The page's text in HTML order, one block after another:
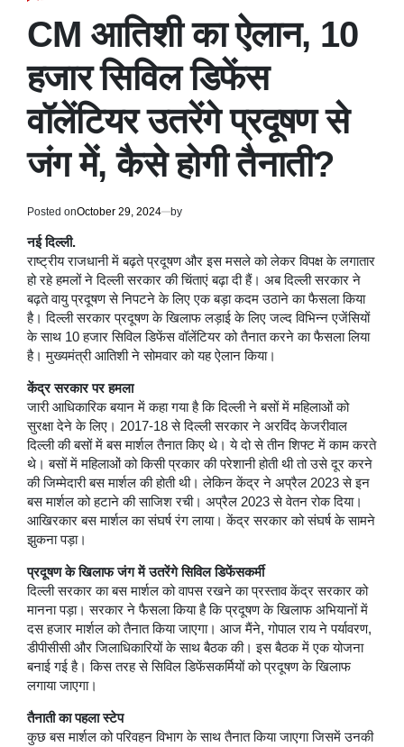
CM आतिशी का ऐलान, 10
हजार सिविल डिफेंस
वॉलेंटियर उतरेंगे प्रदूषण से
जंग में, कैसे होगी तैनाती?
Posted onOctober 29, 2024 by
नई दिल्ली.
राष्ट्रीय राजधानी में बढ़ते प्रदूषण और इस मसले को लेकर विपक्ष के लगातार
हो रहे हमलों ने दिल्ली सरकार की चिंताएं बढ़ा दी हैं। अब दिल्ली सरकार ने
बढ़ते वायु प्रदूषण से निपटने के लिए एक बड़ा कदम उठाने का फैसला किया
है। दिल्ली सरकार प्रदूषण के खिलाफ लड़ाई के लिए जल्द विभिन्न एजेंसियों
के साथ 10 हजार सिविल डिफेंस वॉलेंटियर को तैनात करने का फैसला लिया
है। मुख्यमंत्री आतिशी ने सोमवार को यह ऐलान किया।
केंद्र सरकार पर हमला
जारी आधिकारिक बयान में कहा गया है कि दिल्ली ने बसों में महिलाओं को
सुरक्षा देने के लिए। 2017-18 से दिल्ली सरकार ने अरविंद केजरीवाल
दिल्ली की बसों में बस मार्शल तैनात किए थे। ये दो से तीन शिफ्ट में काम करते
थे। बसों में महिलाओं को किसी प्रकार की परेशानी होती थी तो उसे दूर करने
की जिम्मेदारी बस मार्शल की होती थी। लेकिन केंद्र ने अप्रैल 2023 से इन
बस मार्शल को हटाने की साजिश रची। अप्रैल 2023 से वेतन रोक दिया।
आखिरकार बस मार्शल का संघर्ष रंग लाया। केंद्र सरकार को संघर्ष के सामने
झुकना पड़ा।
प्रदूषण के खिलाफ जंग में उतरेंगे सिविल डिफेंसकर्मी
दिल्ली सरकार का बस मार्शल को वापस रखने का प्रस्ताव केंद्र सरकार को
मानना पड़ा। सरकार ने फैसला किया है कि प्रदूषण के खिलाफ अभियानों में
दस हजार मार्शल को तैनात किया जाएगा। आज मैंने, गोपाल राय ने पर्यावरण,
डीपीसीसी और जिलाधिकारियों के साथ बैठक की। इस बैठक में एक योजना
बनाई गई है। किस तरह से सिविल डिफेंसकर्मियों को प्रदूषण के खिलाफ
लगाया जाएगा।
तैनाती का पहला स्टेप
कुछ बस मार्शल को परिवहन विभाग के साथ तैनात किया जाएगा जिसमें उनकी